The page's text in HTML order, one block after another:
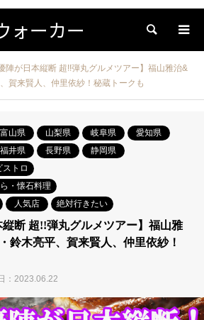
ォーカー 検索
陣が日本縦断 超!!弾丸グルメツアー】福山雅治&
賀来賢人、仲里依紗！秘蔵トークも
富山県 山梨県 岐阜県
愛知県
福井県 長野県
静岡県
ストロ
・懐石料理
人気店 絶対行きたい
縦断 超!!弾丸グルメツアー】福山雅
鈴木亮平、賀来賢人、仲里依紗！
：2023.06.22